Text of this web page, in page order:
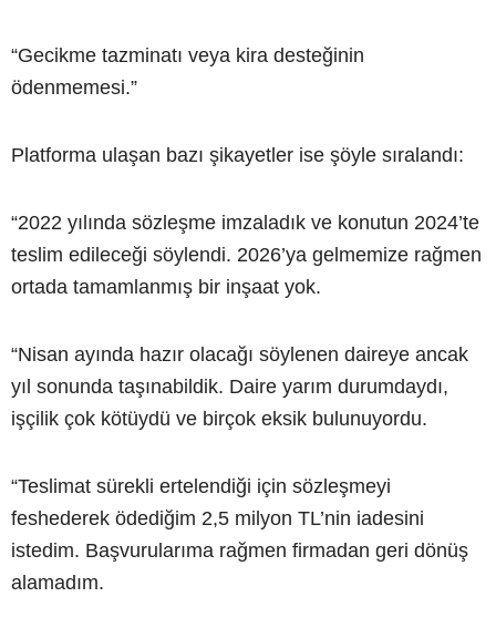
“Gecikme tazminatı veya kira desteğinin
ödenmemesi.”
Platforma ulaşan bazı şikayetler ise şöyle sıralandı:
“2022 yılında sözleşme imzaladık ve konutun 2024’te
teslim edileceği söylendi. 2026’ya gelmemize rağmen
ortada tamamlanmış bir inşaat yok.
“Nisan ayında hazır olacağı söylenen daireye ancak
yıl sonunda taşınabildik. Daire yarım durumdaydı,
işçilik çok kötüydü ve birçok eksik bulunuyordu.
“Teslimat sürekli ertelendiği için sözleşmeyi
feshederek ödediğim 2,5 milyon TL’nin iadesini
istedim. Başvurularıma rağmen firmadan geri dönüş
alamadım.